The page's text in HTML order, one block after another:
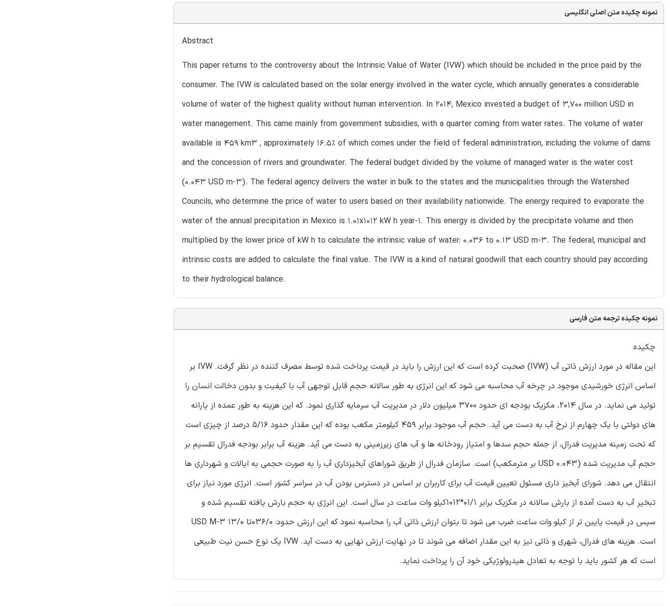
نمونه چکیده متن اصلی انگلیسی
Abstract
This paper returns to the controversy about the Intrinsic Value of Water (IVW) which should be included in the price paid by the
consumer. The IVW is calculated based on the solar energy involved in the water cycle, which annually generates a considerable
volume of water of the highest quality without human intervention. In 2014, Mexico invested a budget of 3,700 million USD in
water management. This came mainly from government subsidies, with a quarter coming from water rates. The volume of water
available is 459 km3 , approximately 16.5% of which comes under the field of federal administration, including the volume of dams
and the concession of rivers and groundwater. The federal budget divided by the volume of managed water is the water cost
(0.043 USD m-3). The federal agency delivers the water in bulk to the states and the municipalities through the Watershed
Councils, who determine the price of water to users based on their availability nationwide. The energy required to evaporate the
water of the annual precipitation in Mexico is 1.01x1012 kW h year-1. This energy is divided by the precipitate volume and then
multiplied by the lower price of kW h to calculate the intrinsic value of water: 0.036 to 0.13 USD m-3. The federal, municipal and
intrinsic costs are added to calculate the final value. The IVW is a kind of natural goodwill that each country should pay according
to their hydrological balance.
نمونه چکیده ترجمه متن فارسی
چکیده
این مقاله در مورد ارزش ذاتی آب (IVW) صحبت کرده است که این ارزش را باید در قیمت پرداخت شده توسط مصرف کننده در نظر گرفت. IVW بر
اساس انرژی خورشیدی موجود در چرخه آب محاسبه می شود که این انرژی به طور سالانه حجم قابل توجهی آب با کیفیت و بدون دخالت انسان را
تولید می نماید. در سال 2014، مکزیک بودجه ای حدود 3700 میلیون دلار در مدیریت آب سرمایه گذاری نمود. که این هزینه به طور عمده از یارانه
های دولتی با یک چهارم از نرخ آب به دست می آید. حجم آب موجود برابر 459 کیلومتر مکعب بوده که این مقدار حدود 5/16 درصد از چیزی است
که تحت زمینه مدیریت فدرال، از جمله حجم سدها و امتیاز رودخانه ها و آب های زیرزمینی به دست می آید. هزینه آب برابر بودجه فدرال تقسیم بر
حجم آب مدیریت شده (0.043 USD بر مترمکعب) است. سازمان فدرال از طریق شوراهای آبخیزداری آب را به صورت حجمی به ایالات و شهرداری ها
انتقال می دهد. شورای آبخیز داری مسئول تعیین قیمت آب برای کاربران بر اساس در دسترس بودن آب در سراسر کشور است. انرژی مورد نیاز برای
تبخیر آب به دست آمده از بارش سالانه در مکزیک برابر 01/1*1012کیلو وات ساعت در سال است. این انرژی به حجم بارش یافته تقسیم شده و
سپس در قیمت پایین تر از کیلو وات ساعت ضرب می شود تا بتوان ارزش ذاتی آب را محاسبه نمود که این ارزش حدود: 036/0تا 13/0 USD M-3
است. هزینه های فدرال، شهری و ذاتی نیز به این مقدار اضافه می شوند تا در نهایت ارزش نهایی به دست آید. IVW یک نوع حسن نیت طبیعی
است که هر کشور باید با توجه به تعادل هیدرولوژیکی خود آن را پرداخت نماید.